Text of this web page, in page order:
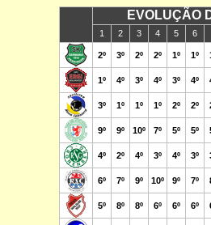
EVOLUÇÃO
1 2 3 4 5 6
2º 3º 2º 2º 1º 1º
1º 4º 3º 4º 3º 4º
3º 1º 1º 1º 2º 2º
9º 9º 10º 7º 5º 5º
4º 2º 4º 3º 4º 3º
6º 7º 9º 10º 9º 7º
5º 8º 8º 6º 6º 6º